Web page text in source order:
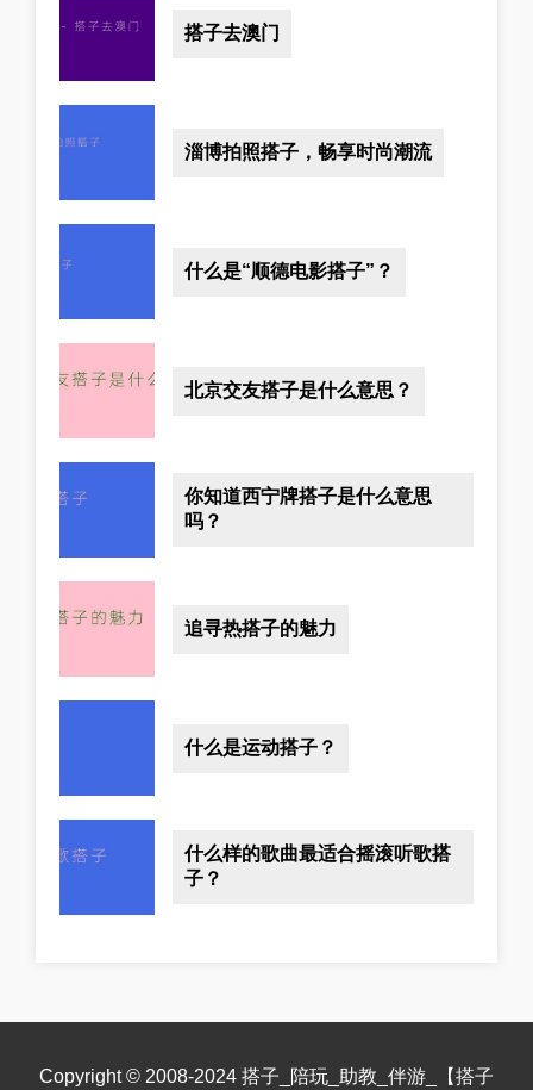
搭子去澳门
淄博拍照搭子，畅享时尚潮流
什么是“顺德电影搭子”？
北京交友搭子是什么意思？
你知道西宁牌搭子是什么意思
吗？
追寻热搭子的魅力
什么是运动搭子？
什么样的歌曲最适合摇滚听歌搭
子？
Copyright © 2008-2024 搭子_陪玩_助教_伴游_【搭子